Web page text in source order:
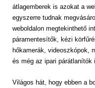
átlagemberek is azokat a
egyszerre tudnak
weboldalon megtekinthető
páramentesítők, kézi
hőkamerák, videoszkópok,
és még az ipari párátlanítók
Világos hát, hogy ebben a